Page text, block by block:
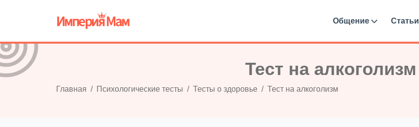
Общение
Тест на алкоголизм
Главная Психологические тесты Тесты о здоровье Тест на алкоголизм